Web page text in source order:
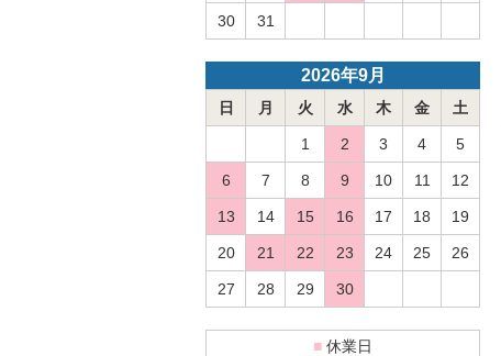
30 31
2026年9月
日 月 火 水 木 金 土
1 2 3 4 5
6 7 8 9 10 11 12
13 14 15 16 17 18 19
20 21 22 23 24 25 26
27 28 29 30
■ 休業日